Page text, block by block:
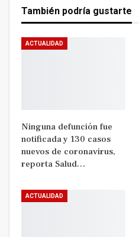
También podría gustarte
ACTUALIDAD
Ninguna defunción fue
notificada y 130 casos
nuevos de coronavirus,
reporta Salud…
ACTUALIDAD